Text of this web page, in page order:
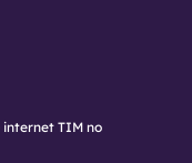
internet TIM no